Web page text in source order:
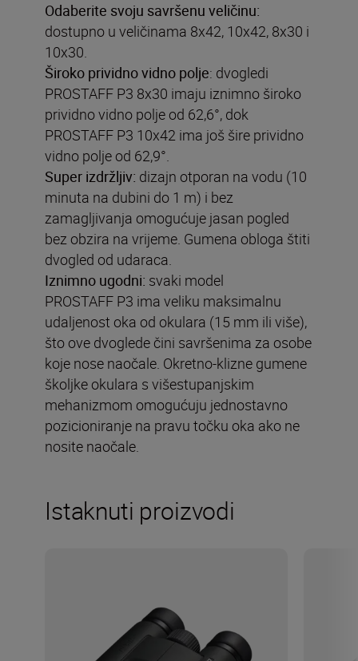
Odaberite svoju savršenu veličinu:
dostupno u veličinama 8x42, 10x42, 8x30 i
10x30.
Široko prividno vidno polje: dvogledi
PROSTAFF P3 8x30 imaju iznimno široko
prividno vidno polje od 62,6°, dok
PROSTAFF P3 10x42 ima još šire prividno
vidno polje od 62,9°.
Super izdržljiv: dizajn otporan na vodu (10
minuta na dubini do 1 m) i bez
zamagljivanja omogućuje jasan pogled
bez obzira na vrijeme. Gumena obloga štiti
dvogled od udaraca.
Iznimno ugodni: svaki model
PROSTAFF P3 ima veliku maksimalnu
udaljenost oka od okulara (15 mm ili više),
što ove dvoglede čini savršenima za osobe
koje nose naočale. Okretno-klizne gumene
školjke okulara s višestupanjskim
mehanizmom omogućuju jednostavno
pozicioniranje na pravu točku oka ako ne
nosite naočale.
Istaknuti proizvodi